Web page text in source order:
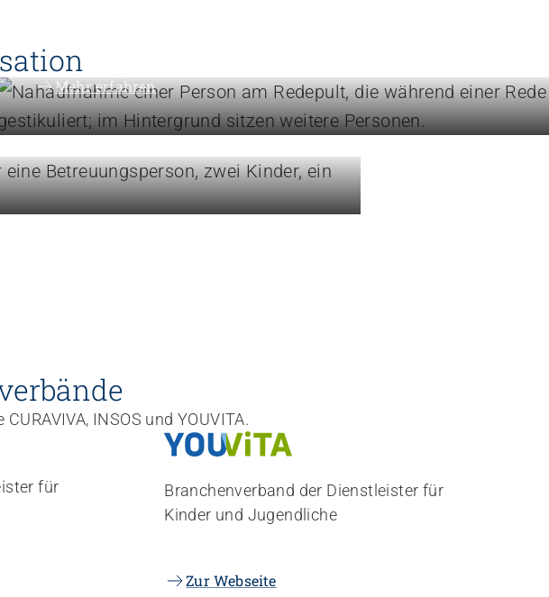
Politik und Positionen
Mehr erfahren
INSOS und YOUVITA.
für
Branchenverband der Dienstleister für
Kinder und Jugendliche
Zur Webseite